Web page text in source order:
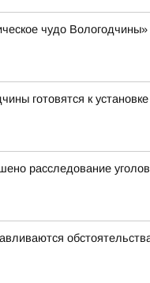
чудо
готовятся к
расследование